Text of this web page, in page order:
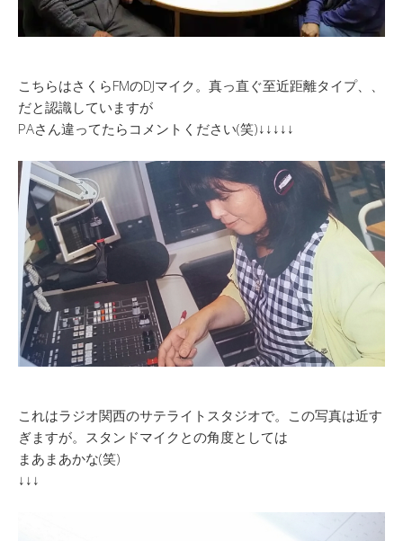
こちらはさくらFMのDJマイク。真っ直ぐ至近距離タイプ、、
だと認識していますが
PAさん違ってたらコメントください(笑)↓↓↓↓↓
これはラジオ関西のサテライトスタジオで。この写真は近す
ぎますが。スタンドマイクとの角度としては
まあまあかな(笑)
↓↓↓